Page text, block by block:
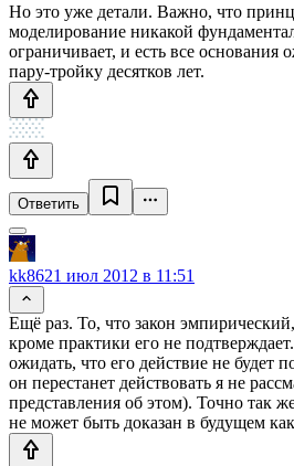
Но это уже детали. Важно, что
моделирование никакой
ограничивает, и есть все
пару-тройку десятков лет.
Ответить
kk8621 июл 2012 в 11:51
Ещё раз. То, что закон
кроме практики его не
ожидать, что его действие не будет
он перестанет действовать я не
представления об этом). Точно так
не может быть доказан в будущем